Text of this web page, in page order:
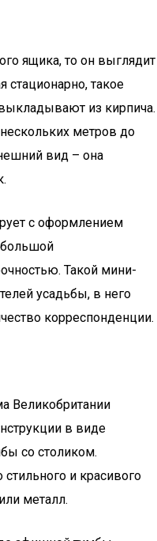
ящика, то он выглядит
стационарно, такое
из кирпича.
метров до
вид – она
с оформлением
большой
Такой мини-
усадьбы, в него
корреспонденции.
Великобритании
в виде
со столиком.
и красивого
металл.